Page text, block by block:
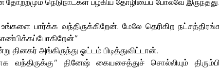
நெடுநாட்கள் பழகிய தோழியைப் போலவே இருந்தது.
உங்களை பார்க்க வந்திருக்கிறேன். மேலே தெரிகிற
தினகர் அங்கிருந்து ஓட்டம் பிடித்துவிட்டான்.
தினேஷ் கையசைத்துச் சொல்லியும்